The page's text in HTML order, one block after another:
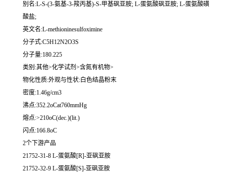
别名:L-S-(3-氨基-3-羧丙基)-S-甲基砜亚胺; L-蛋氨酸砜亚胺; L-蛋氨酸磺
酸盐;
英文名:L-methioninesulfoximine
分子式:C5H12N2O3S
分子量:180.225
类别:其他>化学试剂>含氮有机物>
物化性质:外观与性状:白色结晶粉末
密度:1.46g/cm3
沸点:352.2oCat760mmHg
熔点:>210oC(dec.)(lit.)
闪点:166.8oC
2个下游产品
21752-31-8 L-蛋氨酸[R]-亚砜亚胺
21752-32-9 L-蛋氨酸[S]-亚砜亚胺